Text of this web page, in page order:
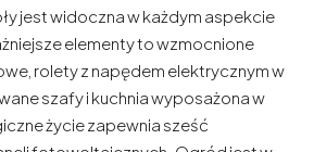
jest widoczna w każdym aspekcie
elementy to wzmocnione
rolety z napędem elektrycznym w
szafy i kuchnia wyposażona w
życie zapewnia sześć